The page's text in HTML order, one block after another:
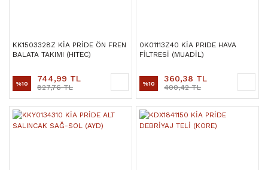
KK1503328Z KİA PRİDE ÖN FREN
BALATA TAKIMI (HITEC)
%10 744,99 TL
827,76 TL
0K01113Z40 KİA PRIDE HAVA
FİLTRESİ (MUADİL)
%10 360,38 TL
400,42 TL